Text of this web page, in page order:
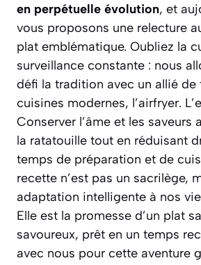
en perpétuelle évolution, et
vous proposons une relecture
plat emblématique. Oubliez la
surveillance constante : nous
défi la tradition avec un allié de
cuisines modernes, l’airfryer.
Conserver l’âme et les saveurs
la ratatouille tout en réduisant
temps de préparation et de
recette n’est pas un sacrilège,
adaptation intelligente à nos
Elle est la promesse d’un plat
savoureux, prêt en un temps
avec nous pour cette aventure